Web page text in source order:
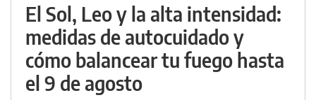
El Sol, Leo y la alta intensidad:
medidas de autocuidado y
cómo balancear tu fuego hasta
el 9 de agosto